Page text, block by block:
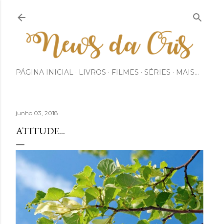
PÁGINA INICIAL LIVROS FILMES SÉRIES MAIS…
junho 03, 2018
ATITUDE...